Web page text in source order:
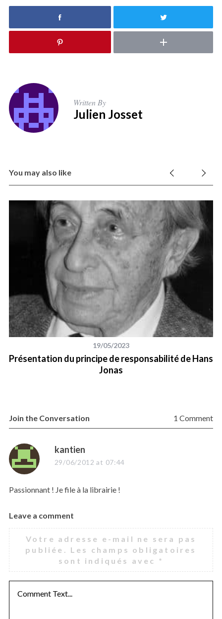
Written By
Julien Josset
You may also like
19/05/2023
Présentation du principe de responsabilité de Hans
Jonas
Join the Conversation 1 Comment
s
a
s
kantien
29/06/2012 at 07:44
Passionnant ! Je file à la librairie !
L
e
a
v
e
Leave a comment
Votre adresse e-mail ne sera pas
publiée.
Les champs obligatoires
sont indiqués avec *